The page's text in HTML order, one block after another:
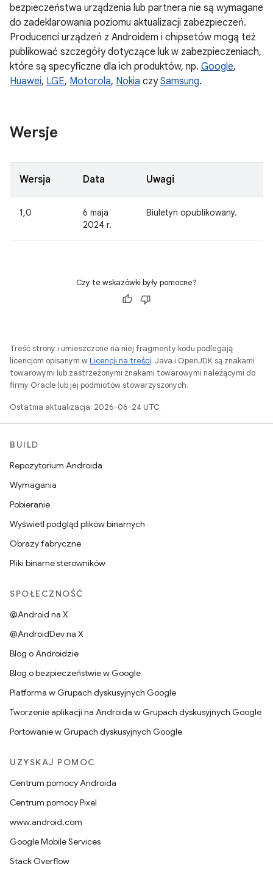
bezpieczeństwa urządzenia lub partnera nie są wymagane
do zadeklarowania poziomu aktualizacji zabezpieczeń.
Producenci urządzeń z Androidem i chipsetów mogą też
publikować szczegóły dotyczące luk w zabezpieczeniach,
które są specyficzne dla ich produktów, np. Google,
Huawei, LGE, Motorola, Nokia czySamsung.
Wersje
Wersja Data Uwagi
1,0
6 maja
2024 r.
Biuletyn opublikowany.
Czy te wskazówki były pomocne?
Treść strony i umieszczone na niej fragmenty kodu podlegają
licencjom opisanym wLicencji na treści. Java i OpenJDK są znakami
towarowymi lub zastrzeżonymi znakami towarowymi należącymi do
firmy Oracle lub jej podmiotów stowarzyszonych.
Ostatnia aktualizacja: 2026-06-24 UTC.
BUILD
Repozytorium Androida
Wymagania
Pobieranie
Wyświetl podgląd plików binarnych
Obrazy fabryczne
Pliki binarne sterowników
SPOŁECZNOŚĆ
@Android na X
@AndroidDev na X
Blog o Androidzie
Blog o bezpieczeństwie w Google
Platforma w Grupach dyskusyjnych Google
Tworzenie aplikacji na Androida w Grupach dyskusyjnych Google
Portowanie w Grupach dyskusyjnych Google
UZYSKAJ POMOC
Centrum pomocy Androida
Centrum pomocy Pixel
www.android.com
Google Mobile Services
Stack Overflow